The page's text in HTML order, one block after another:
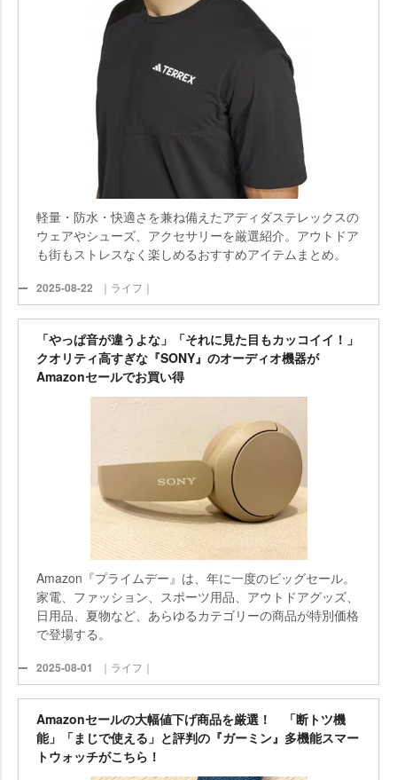
軽量・防水・快適さを兼ね備えたアディダステレックスの
ウェアやシューズ、アクセサリーを厳選紹介。アウトドア
も街もストレスなく楽しめるおすすめアイテムまとめ。
2025-08-22 ｜ライフ｜
「やっぱ音が違うよな」「それに見た目もカッコイイ！」
クオリティ高すぎな『SONY』のオーディオ機器が
Amazonセールでお買い得
Amazon『プライムデー』は、年に一度のビッグセール。
家電、ファッション、スポーツ用品、アウトドアグッズ、
日用品、夏物など、あらゆるカテゴリーの商品が特別価格
で登場する。
2025-08-01 ｜ライフ｜
Amazonセールの大幅値下げ商品を厳選！ 「断トツ機
能」「まじで使える」と評判の『ガーミン』多機能スマー
トウォッチがこちら！